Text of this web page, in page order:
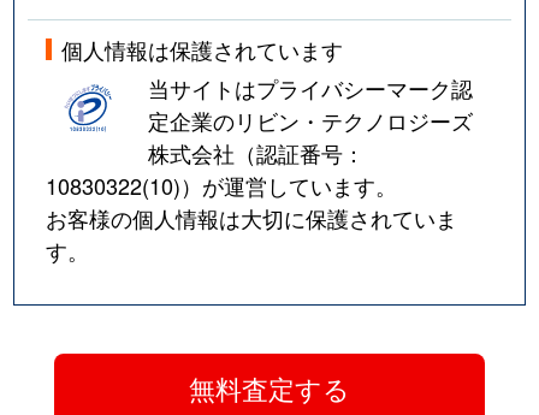
個人情報は保護されています
当サイトはプライバシーマーク認
定企業のリビン・テクノロジーズ
株式会社（認証番号：
10830322(10)）が運営しています。
お客様の個人情報は大切に保護されていま
す。